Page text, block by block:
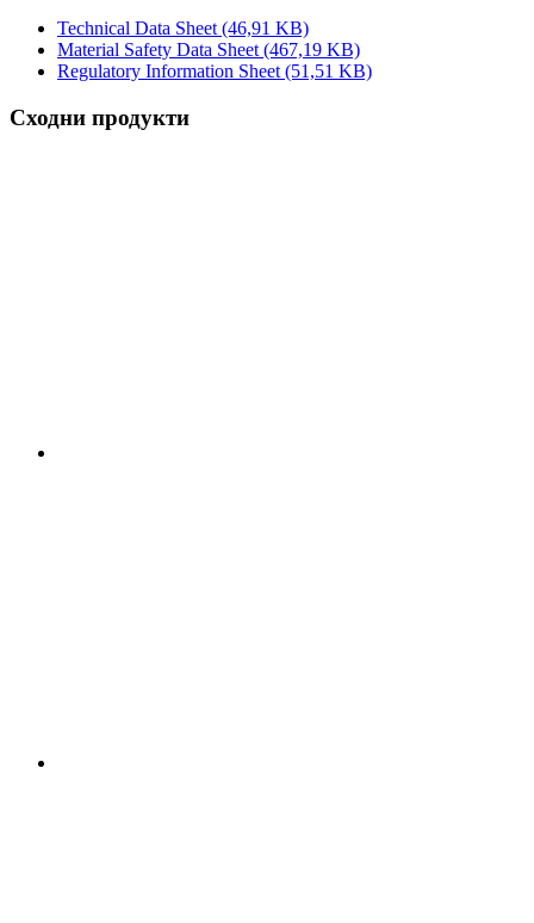
Technical Data Sheet (46,91 KB)
Material Safety Data Sheet (467,19 KB)
Regulatory Information Sheet (51,51 KB)
Сходни продукти